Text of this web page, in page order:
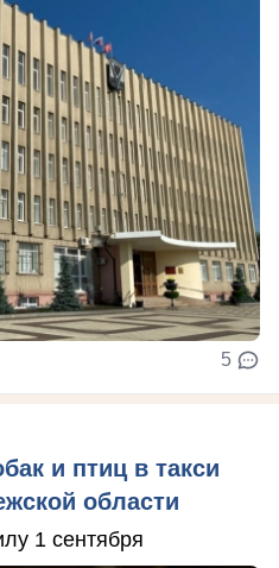
5
и птиц в такси
области
1 сентября